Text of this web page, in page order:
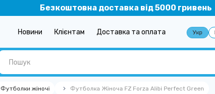
Безкоштовна доставка від 5000 гривень
Новини Клієнтам Доставка та оплата Укр
Футболки жіночі Футболка Жіноча FZ Forza Alibi Perfect Green